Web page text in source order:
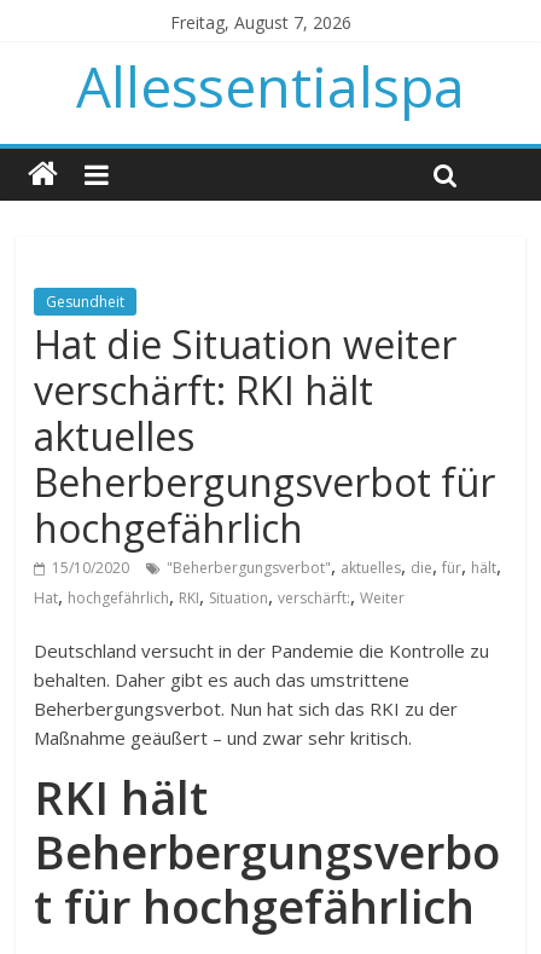
Freitag, August 7, 2026
Allessentialspa
Gesundheit
Hat die Situation weiter
verschärft: RKI hält
aktuelles
Beherbergungsverbot für
hochgefährlich
15/10/2020 "Beherbergungsverbot", aktuelles, die,für, hält,
Hat, hochgefährlich, RKI, Situation,verschärft:,Weiter
Deutschland versucht in der Pandemie die Kontrolle zu
behalten. Daher gibt es auch das umstrittene
Beherbergungsverbot. Nun hat sich das RKI zu der
Maßnahme geäußert – und zwar sehr kritisch.
RKI hält
Beherbergungsverbo
t für hochgefährlich